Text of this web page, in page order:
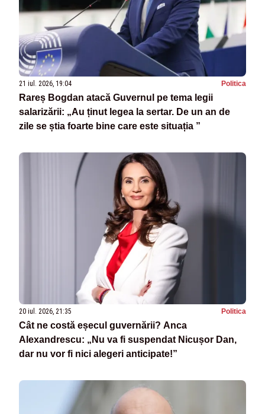
21 iul. 2026, 19:04 Politica
Rareș Bogdan atacă Guvernul pe tema legii
salarizării: „Au ținut legea la sertar. De un an de
zile se știa foarte bine care este situația ”
20 iul. 2026, 21:35 Politica
Cât ne costă eșecul guvernării? Anca
Alexandrescu: „Nu va fi suspendat Nicușor Dan,
dar nu vor fi nici alegeri anticipate!”